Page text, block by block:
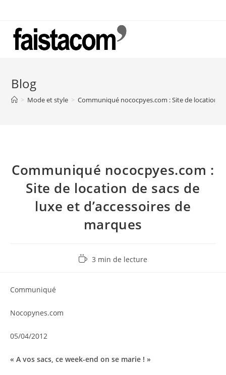
content
Blog
> Mode et style > Communiqué nococpyes.com : Site de location
Communiqué nococpyes.com :
Site de location de sacs de
luxe et d’accessoires de
marques
Temps3 min de lecture
Communiqué
Nocopynes.com
05/04/2012
« A vos sacs, ce week-end on se marie ! »